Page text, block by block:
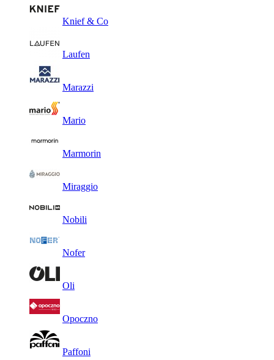
Knief & Co
Laufen
Marazzi
Mario
Marmorin
Miraggio
Nobili
Nofer
Oli
Opoczno
Paffoni